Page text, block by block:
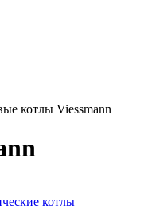
котлы Viessmann
котлы